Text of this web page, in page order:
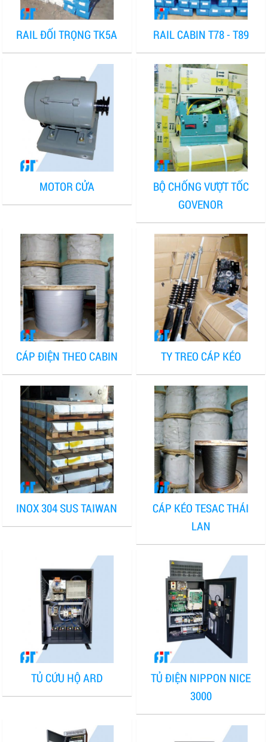
RAIL ĐỐI TRỌNG TK5A RAIL CABIN T78 - T89
MOTOR CỬA
BỘ CHỐNG VƯỢT TỐC
GOVENOR
CÁP ĐIỆN THEO CABIN TY TREO CÁP KÉO
INOX 304 SUS TAIWAN
CÁP KÉO TESAC THÁI
LAN
TỦ CỨU HỘ ARD
TỦ ĐIỆN NIPPON NICE
3000